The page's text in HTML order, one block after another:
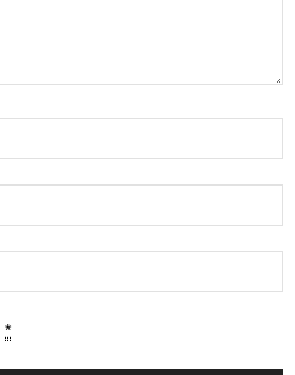
*